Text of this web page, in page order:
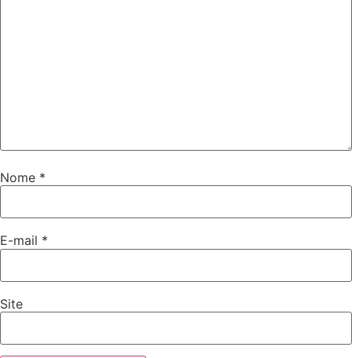
Nome *
E-mail *
Site